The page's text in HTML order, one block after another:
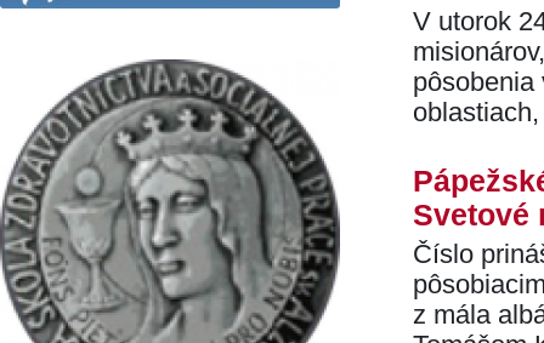
V utorok
pôsobenia
Svetové
Číslo
z mála